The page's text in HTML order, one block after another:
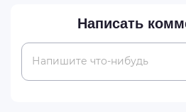
Написать
Напишите что-нибудь